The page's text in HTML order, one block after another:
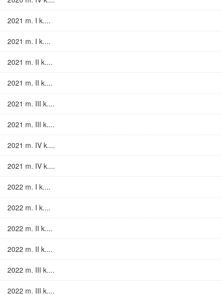
2021 m. I k....
2021 m. I k....
2021 m. II k....
2021 m. II k....
2021 m. III k....
2021 m. III k....
2021 m. IV k....
2021 m. IV k....
2022 m. I k....
2022 m. I k....
2022 m. II k....
2022 m. II k....
2022 m. III k....
2022 m. III k....